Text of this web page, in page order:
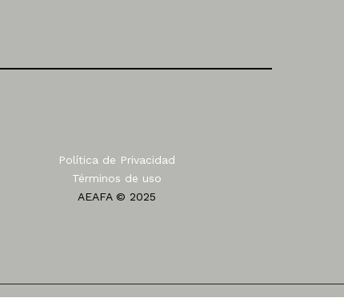
Política de Privacidad
Términos de uso
AEAFA © 2025